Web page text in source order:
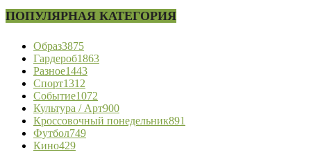
ПОПУЛЯРНАЯ КАТЕГОРИЯ
Образ3875
Гардероб1863
Разное1443
Спорт1312
Событие1072
Культура / Арт900
Кроссовочный понедельник891
Футбол749
Кино429